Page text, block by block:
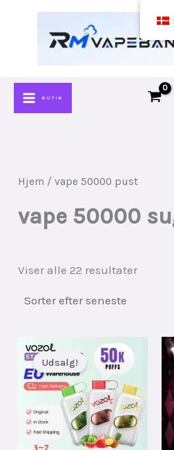
BUTIK
Hjem / vape 50000 pust
vape 50000
Viser alle 22 resultaterSorteret
Udsalg!